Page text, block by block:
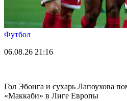
Футбол
06.08.26 21:16
Гол Эбонга и сухарь Лапоухова
«Маккаби» в Лиге Европы